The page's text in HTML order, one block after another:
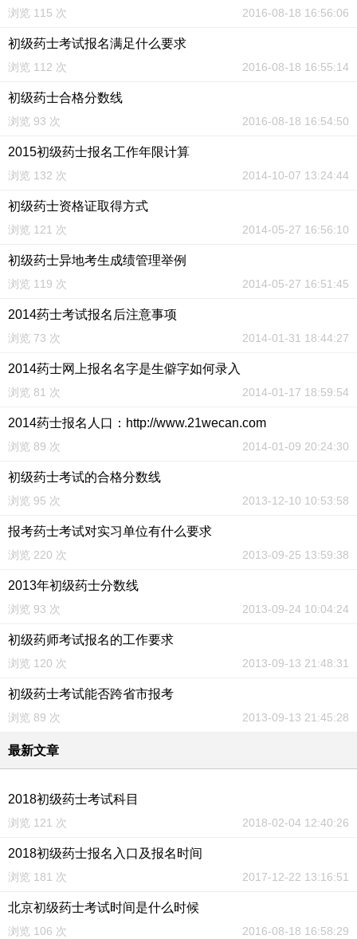
浏览 115 次 2016-08-18 16:56:06
初级药士考试报名满足什么要求
浏览 112 次 2016-08-18 16:55:14
初级药士合格分数线
浏览 93 次 2016-08-18 16:54:50
2015初级药士报名工作年限计算
浏览 132 次 2014-10-07 13:24:44
初级药士资格证取得方式
浏览 121 次 2014-05-27 16:56:10
初级药士异地考生成绩管理举例
浏览 119 次 2014-05-27 16:51:45
2014药士考试报名后注意事项
浏览 73 次 2014-01-31 18:44:27
2014药士网上报名名字是生僻字如何录入
浏览 81 次 2014-01-17 18:59:54
2014药士报名人口：http://www.21wecan.com
浏览 89 次 2014-01-09 20:24:30
初级药士考试的合格分数线
浏览 95 次 2013-12-10 10:53:58
报考药士考试对实习单位有什么要求
浏览 220 次 2013-09-25 13:59:38
2013年初级药士分数线
浏览 93 次 2013-09-24 10:04:24
初级药师考试报名的工作要求
浏览 120 次 2013-09-13 21:48:31
初级药士考试能否跨省市报考
浏览 89 次 2013-09-13 21:45:28
最新文章
2018初级药士考试科目
浏览 121 次 2018-02-04 12:40:26
2018初级药士报名入口及报名时间
浏览 181 次 2017-12-22 13:16:51
北京初级药士考试时间是什么时候
浏览 106 次 2016-08-18 16:58:29